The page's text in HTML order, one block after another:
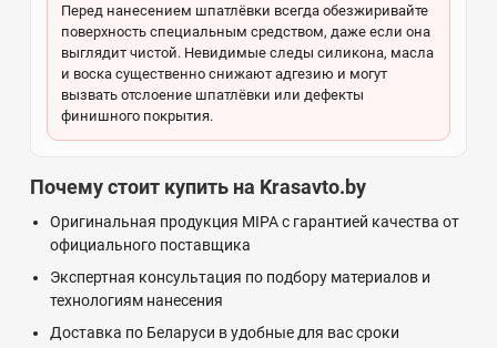
Перед нанесением шпатлёвки всегда обезжиривайте
поверхность специальным средством, даже если она
выглядит чистой. Невидимые следы силикона, масла
и воска существенно снижают адгезию и могут
вызвать отслоение шпатлёвки или дефекты
финишного покрытия.
Почему стоит купить на Krasavto.by
Оригинальная продукция MIPA с гарантией качества от
официального поставщика
Экспертная консультация по подбору материалов и
технологиям нанесения
Доставка по Беларуси в удобные для вас сроки